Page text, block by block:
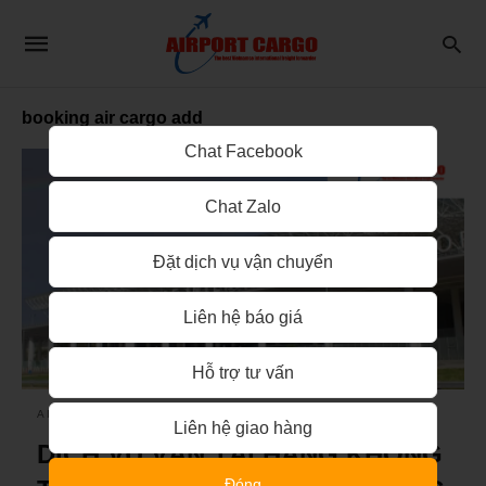
booking air cargo add
AIRPORT CARGO
DỊCH VỤ VẬN TẢI HÀNG KHÔNG
Chat Facebook
Chat Zalo
Đặt dịch vụ vận chuyển
Liên hệ báo giá
Hỗ trợ tư vấn
Liên hệ giao hàng